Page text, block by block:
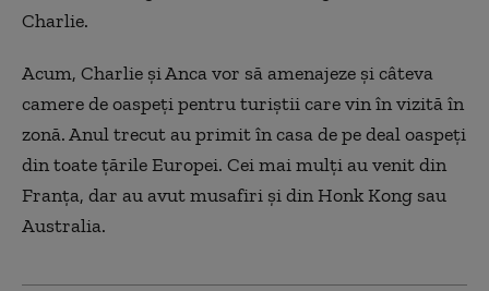
Charlie.
Acum, Charlie şi Anca vor să amenajeze şi câteva
camere de oaspeţi pentru turiştii care vin în vizită în
zonă. Anul trecut au primit în casa de pe deal oaspeţi
din toate ţările Europei. Cei mai mulţi au venit din
Franţa, dar au avut musafiri şi din Honk Kong sau
Australia.